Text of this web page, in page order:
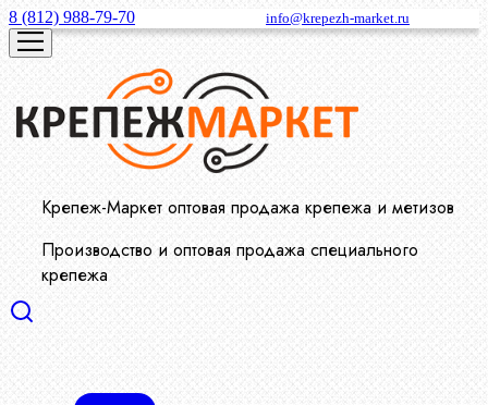
8 (812) 988-79-70 info@krepezh-market.ru
Крепеж-Маркет оптовая продажа крепежа и метизов
Производство и оптовая продажа специального
крепежа